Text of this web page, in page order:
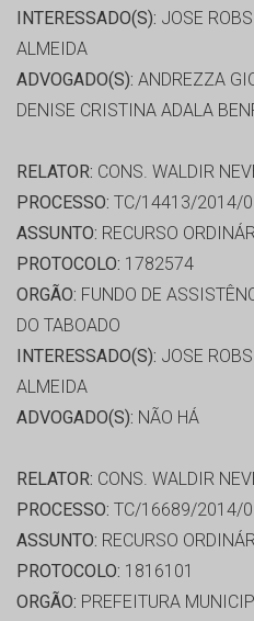
INTERESSADO(S): JOSE
ALMEIDA
ADVOGADO(S): ANDREZZA
DENISE CRISTINA ADALA
RELATOR: CONS. WALDIR
PROCESSO: TC/14413/2014/
ASSUNTO: RECURSO
PROTOCOLO: 1782574
ORGÃO: FUNDO DE
DO TABOADO
INTERESSADO(S): JOSE
ALMEIDA
ADVOGADO(S): NÃO HÁ
RELATOR: CONS. WALDIR
PROCESSO: TC/16689/2014/
ASSUNTO: RECURSO
PROTOCOLO: 1816101
ORGÃO: PREFEITURA